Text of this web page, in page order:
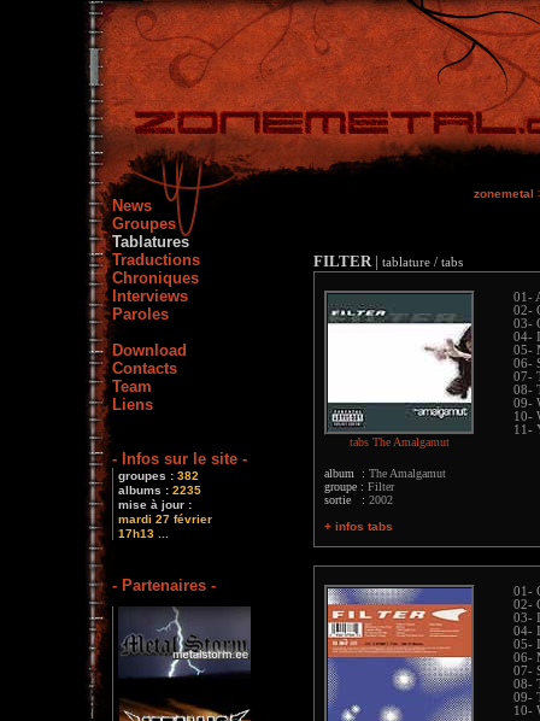
News
Groupes
Tablatures
Traductions
Chroniques
Interviews
Paroles
Download
Contacts
Team
Liens
- Infos sur le site -
groupes : 382
albums : 2235
mise à jour :
mardi 27 février
17h13 ...
- Partenaires -
zonemetal
FILTER| tablature / tabs
tabs The Amalgamut
album : The Amalgamut
groupe : Filter
sortie : 2002
+ infos tabs
01-
02-
03-
04-
05-
06-
07-
08-
09-
10-
11-
01-
02-
03-
04-
05-
06-
07-
08-
09-
10-